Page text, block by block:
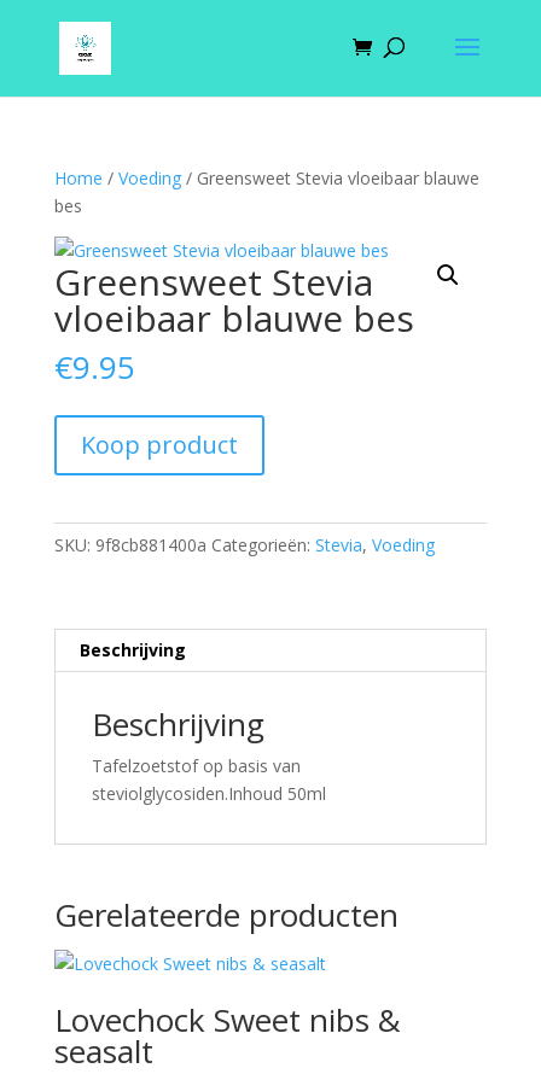
Home / Voeding/ Greensweet Stevia vloeibaar blauwe
bes
Greensweet Stevia
vloeibaar blauwe bes
€9.95
Koop product
SKU: 9f8cb881400a Categorieën: Stevia, Voeding
Beschrijving
Beschrijving
Tafelzoetstof op basis van
steviolglycosiden.Inhoud 50ml
Gerelateerde producten
Lovechock Sweet nibs &
seasalt